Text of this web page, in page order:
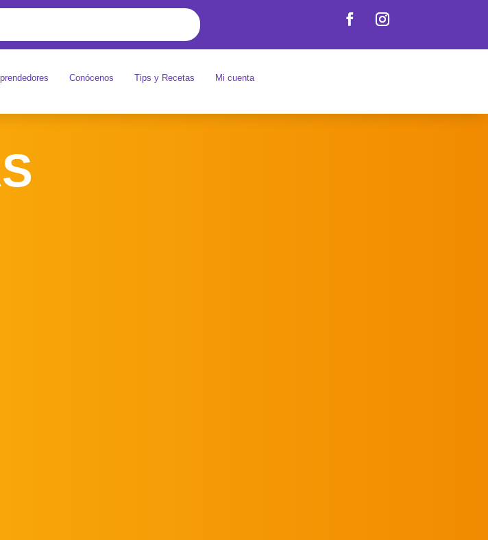
Conócenos Tips y Recetas Mi cuenta